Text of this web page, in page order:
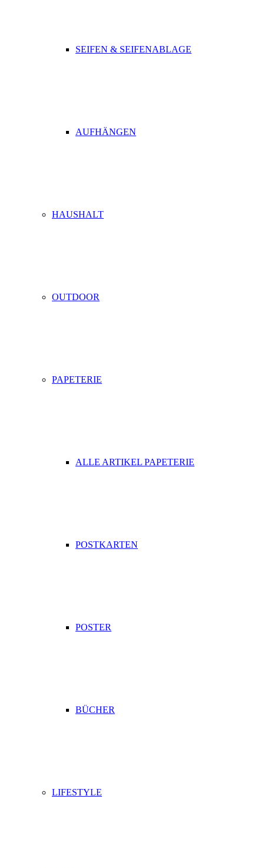
SEIFEN & SEIFENABLAGE
AUFHÄNGEN
HAUSHALT
OUTDOOR
PAPETERIE
ALLE ARTIKEL PAPETERIE
POSTKARTEN
POSTER
BÜCHER
LIFESTYLE